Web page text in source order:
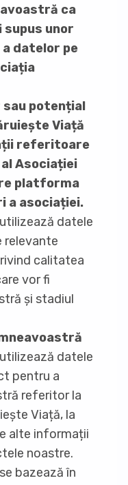
ca
unor
datelor pe
sau potențial
Viață
referitoare
Asociației
platforma
a asociației.
datele
relevante
calitatea
vor fi
și stadiul
datele
pentru a
referitor la
Viață, la
alte informații
noastre.
bazează în